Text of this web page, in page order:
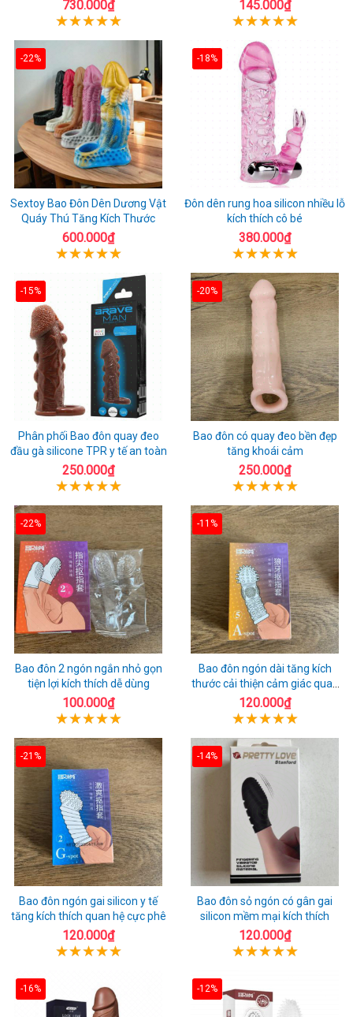
730.000₫ 145.000₫
-22%
Sextoy Bao Đôn Dên Dương Vật
Quáy Thú Tăng Kích Thước
600.000₫
-18%
Đôn dên rung hoa silicon nhiều lỗ
kích thích cô bé
380.000₫
-15%
Phân phối Bao đôn quay đeo
đầu gà silicone TPR y tế an toàn
250.000₫
-20%
Bao đôn có quay đeo bền đẹp
tăng khoái cảm
250.000₫
-22%
Bao đôn 2 ngón ngắn nhỏ gọn
tiện lợi kích thích dễ dùng
100.000₫
-11%
Bao đôn ngón dài tăng kích
thước cải thiện cảm giác quan
hệ
120.000₫
-21%
Bao đôn ngón gai silicon y tế
tăng kích thích quan hệ cực phê
120.000₫
-14%
Bao đôn sỏ ngón có gân gai
silicon mềm mại kích thích
120.000₫
-16% -12%